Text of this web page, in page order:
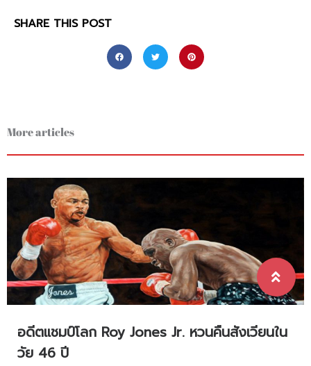
SHARE THIS POST
More articles
อดีตแชมป์โลก Roy Jones Jr. หวนคืนสังเวียนใน
วัย 46 ปี